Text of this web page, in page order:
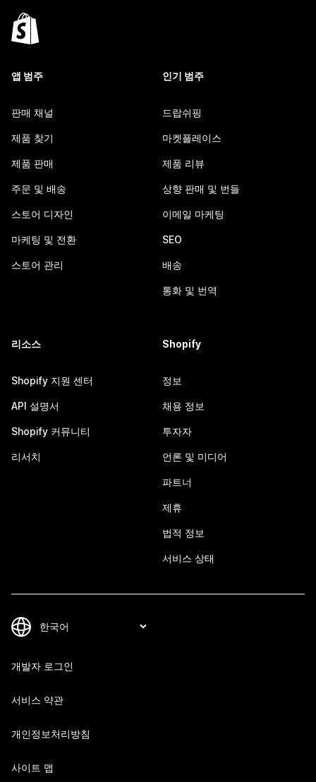
앱 범주
판매 채널
제품 찾기
제품 판매
주문 및 배송
스토어 디자인
마케팅 및 전환
스토어 관리
인기 범주
드랍쉬핑
마켓플레이스
제품 리뷰
상향 판매 및 번들
이메일 마케팅
SEO
배송
통화 및 번역
리소스
Shopify 지원 센터
API 설명서
Shopify 커뮤니티
리서치
Shopify
정보
채용 정보
투자자
언론 및 미디어
파트너
제휴
법적 정보
서비스 상태
개발자 로그인
서비스 약관
개인정보처리방침
사이트 맵